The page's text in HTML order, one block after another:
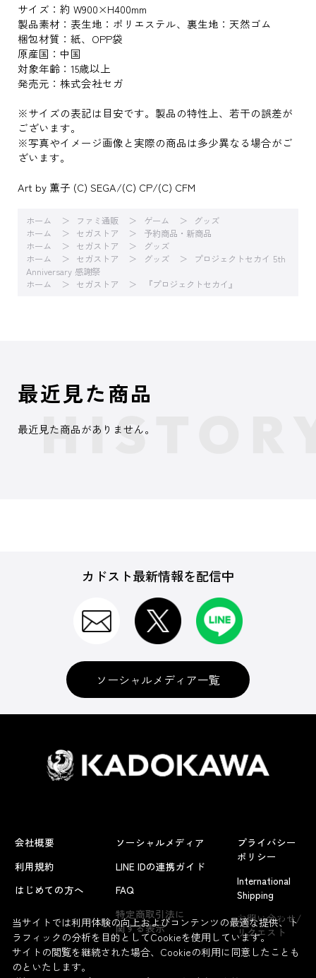
サイズ：約 W900×H400mm
製品素材：表生地：ポリエステル、裏生地：天然ゴム
梱包材質：紙、OPP袋
原産国：中国
対象年齢：15歳以上
発売元：株式会社セガ
※サイズの表記は目安です。製品の特性上、若干の誤差が
ございます。
※写真やイメージ画像と実際の商品は多少異なる場合がご
ざいます。
Art by 薫子 (C) SEGA/(C) CP/(C) CFM
ホーム ファミ通販 ゲーム
グッズ
ホーム
セガストア
予約商品・新商品
ホーム
セガストア
グッズ
ホーム
セガストア グッズ
プロジェクトセカイ 5th
Anniversary 感謝祭
ホーム
セガストア 『プロジェクトセカイ』
よくあるお問い合わせ
最近見た商品
最近見た商品がありません。
カドスト最新情報を配信中
ソーシャルメディア一覧
会社概要
利用規約
はじめての方へ
ソーシャルメディア
LINE IDの連携ガイド
FAQ
特定商取引法に
関する表示
プライバシー
ポリシー
International
Shipping
お問い合わせ/
リクエスト
当サイトでは利用体験の向上およびコンテンツの最適な提供、ト
ラフィックの分析を目的としてCookieを使用しています。
サイトの閲覧を継続された場合、Cookieの利用に同意したことも
のといたします。